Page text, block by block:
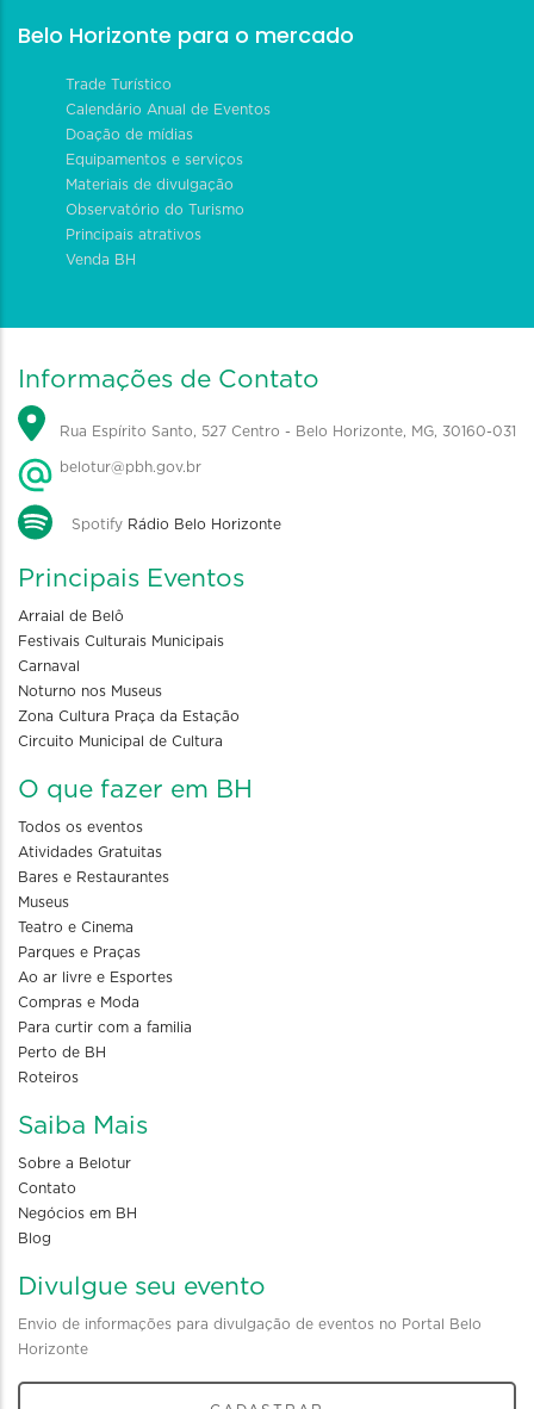
Belo Horizonte para o mercado
Trade Turístico
Calendário Anual de Eventos
Doação de mídias
Equipamentos e serviços
Materiais de divulgação
Observatório do Turismo
Principais atrativos
Venda BH
Informações de Contato
Rua Espírito Santo, 527 Centro - Belo Horizonte, MG, 30160-031
belotur@pbh.gov.br
Spotify Rádio Belo Horizonte
Principais Eventos
Arraial de Belô
Festivais Culturais Municipais
Carnaval
Noturno nos Museus
Zona Cultura Praça da Estação
Circuito Municipal de Cultura
O que fazer em BH
Todos os eventos
Atividades Gratuitas
Bares e Restaurantes
Museus
Teatro e Cinema
Parques e Praças
Ao ar livre e Esportes
Compras e Moda
Para curtir com a familia
Perto de BH
Roteiros
Saiba Mais
Sobre a Belotur
Contato
Negócios em BH
Blog
Divulgue seu evento
Envio de informações para divulgação de eventos no Portal Belo
Horizonte